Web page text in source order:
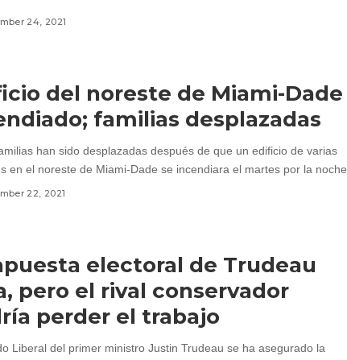
24, 2021
del noreste de Miami-Dade
familias desplazadas
han sido desplazadas después de que un edificio de varias
en el noreste de Miami-Dade se incendiara el martes por la noche.
22, 2021
electoral de Trudeau
pero el rival conservador
perder el trabajo
Liberal del primer ministro Justin Trudeau se ha asegurado la